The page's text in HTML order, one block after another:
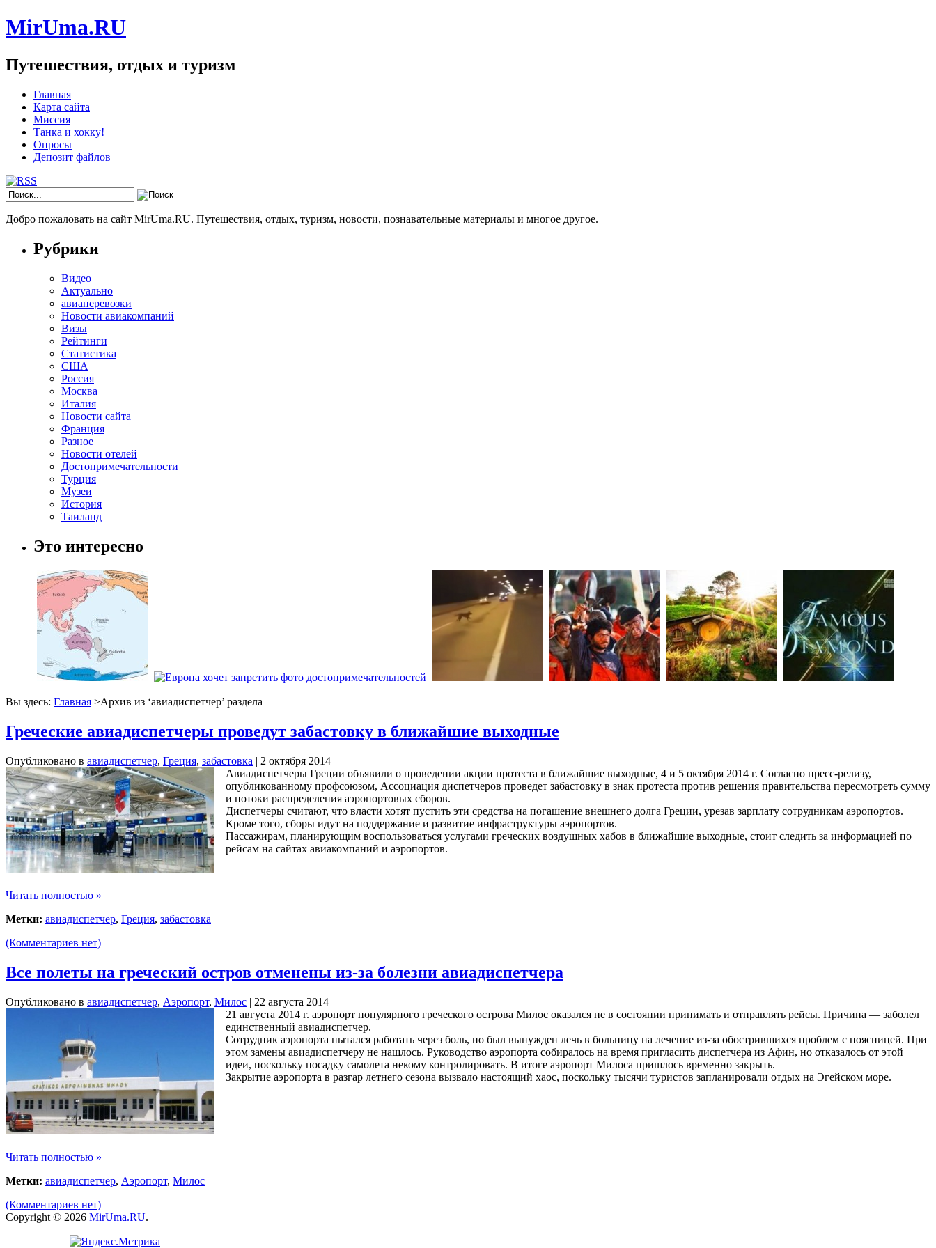
MirUma.RU
Путешествия, отдых и туризм
Главная
Карта сайта
Миссия
Танка и хокку!
Опросы
Депозит файлов
Добро пожаловать на сайт MirUma.RU. Путешествия, отдых, туризм, новости, познавательные материалы и многое другое.
Рубрики
Видео
Актуально
авиаперевозки
Новости авиакомпаний
Визы
Рейтинги
Статистика
США
Россия
Москва
Италия
Новости сайта
Франция
Разное
Новости отелей
Достопримечательности
Турция
Музеи
История
Таиланд
Это интересно
Вы здесь: Главная >Архив из ‘авиадиспетчер’ раздела
Греческие авиадиспетчеры проведут забастовку в ближайшие выходные
Опубликовано в авиадиспетчер, Греция, забастовка | 2 октября 2014
Авиадиспетчеры Греции объявили о проведении акции протеста в ближайшие выходные, 4 и 5 октября 2014 г. Согласно пресс-релизу,
опубликованному профсоюзом, Ассоциация диспетчеров проведет забастовку в знак протеста против решения правительства пересмотреть сумму
и потоки распределения аэропортовых сборов.
Диспетчеры считают, что власти хотят пустить эти средства на погашение внешнего долга Греции, урезав зарплату сотрудникам аэропортов.
Кроме того, сборы идут на поддержание и развитие инфраструктуры аэропортов.
Пассажирам, планирующим воспользоваться услугами греческих воздушных хабов в ближайшие выходные, стоит следить за информацией по
рейсам на сайтах авиакомпаний и аэропортов.
Читать полностью »
Метки: авиадиспетчер, Греция, забастовка
(Комментариев нет)
Все полеты на греческий остров отменены из-за болезни авиадиспетчера
Опубликовано в авиадиспетчер, Аэропорт, Милос | 22 августа 2014
21 августа 2014 г. аэропорт популярного греческого острова Милос оказался не в состоянии принимать и отправлять рейсы. Причина — заболел
единственный авиадиспетчер.
Сотрудник аэропорта пытался работать через боль, но был вынужден лечь в больницу на лечение из-за обострившихся проблем с поясницей. При
этом замены авиадиспетчеру не нашлось. Руководство аэропорта собиралось на время пригласить диспетчера из Афин, но отказалось от этой
идеи, поскольку посадку самолета некому контролировать. В итоге аэропорт Милоса пришлось временно закрыть.
Закрытие аэропорта в разгар летнего сезона вызвало настоящий хаос, поскольку тысячи туристов запланировали отдых на Эгейском море.
Читать полностью »
Метки: авиадиспетчер, Аэропорт, Милос
(Комментариев нет)
Copyright © 2026 MirUma.RU.